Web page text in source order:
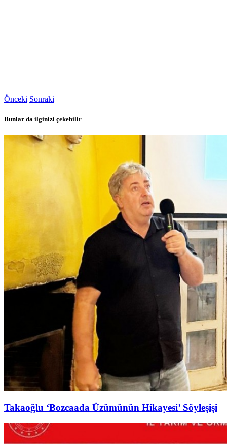
Önceki Sonraki
Bunlar da ilginizi çekebilir
Takaoğlu ‘Bozcaada Üzümünün Hikayesi’ Söyleşişi